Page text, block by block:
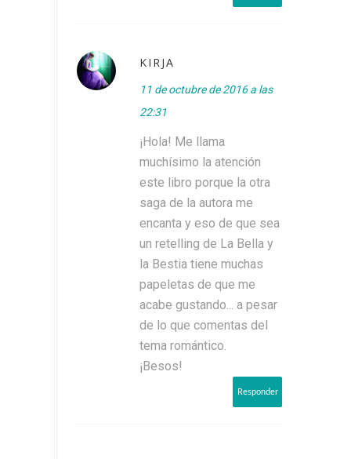
KIRJA
11 de octubre de 2016 a las
22:31
¡Hola! Me llama
muchísimo la atención
este libro porque la otra
saga de la autora me
encanta y eso de que sea
un retelling de La Bella y
la Bestia tiene muchas
papeletas de que me
acabe gustando... a pesar
de lo que comentas del
tema romántico.
¡Besos!
Responder